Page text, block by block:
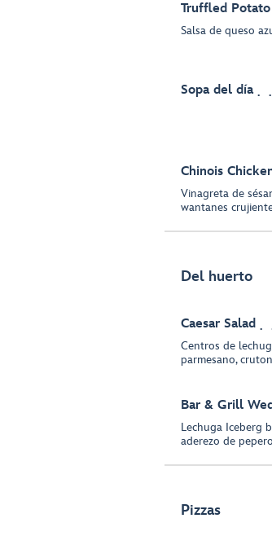
Truffled Potato
Salsa de queso
Sopa del día
Chinois
Vinagreta de
wantanes
Del huerto
Caesar Salad
Centros de
parmesano,
Bar & Grill
Lechuga Iceberg
aderezo de
Pizzas